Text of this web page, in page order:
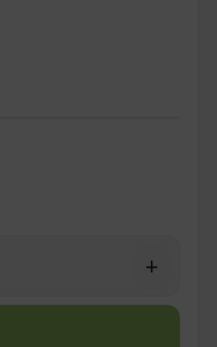
+